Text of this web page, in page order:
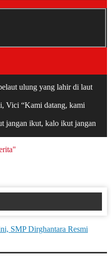
ulung yang lahir di laut
Vici “Kami datang, kami
jangan ikut, kalo ikut jangan